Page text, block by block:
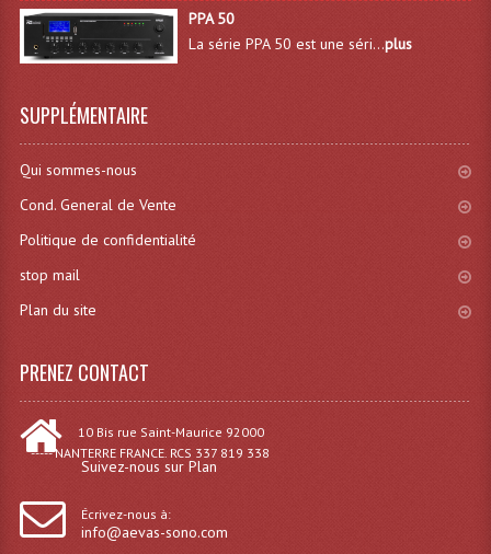
Grill Auto-Porté
Structures Carrées
Tour De Travail Et Échafaudage
PPA 50
La série PPA 50 est une séri...plus
SUPPLÉMENTAIRE
Qui sommes-nous
Cond. General de Vente
Politique de confidentialité
stop mail
Plan du site
PRENEZ CONTACT
10 Bis rue Saint-Maurice 92000
----- NANTERRE FRANCE. RCS 337 819 338
Suivez-nous sur Plan
Écrivez-nous à:
info@aevas-sono.com